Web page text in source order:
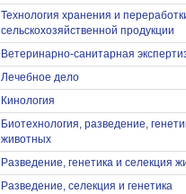
Технология хранения и
сельскохозяйственной продукции
Ветеринарно-санитарная
Лечебное дело
Кинология
Биотехнология, разведение,
животных
Разведение, генетика и селекция
Разведение, селекция и генетика